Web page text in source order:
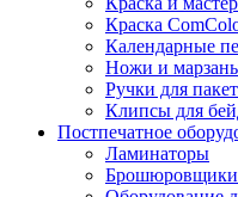
Краска
Календарные
Ножи и
Ручки для
Клипсы для
Постпечатное
Ламинаторы
Брошюровщики